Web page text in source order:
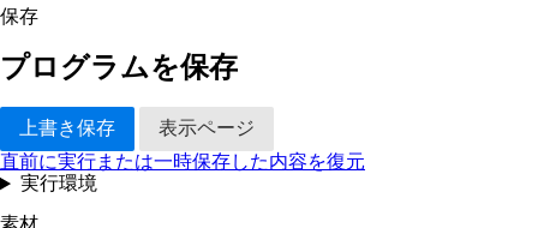
保存
プログラムを保存
上書き保存
表示ページ
直前に実行または一時保存した内容を復元
実行環境